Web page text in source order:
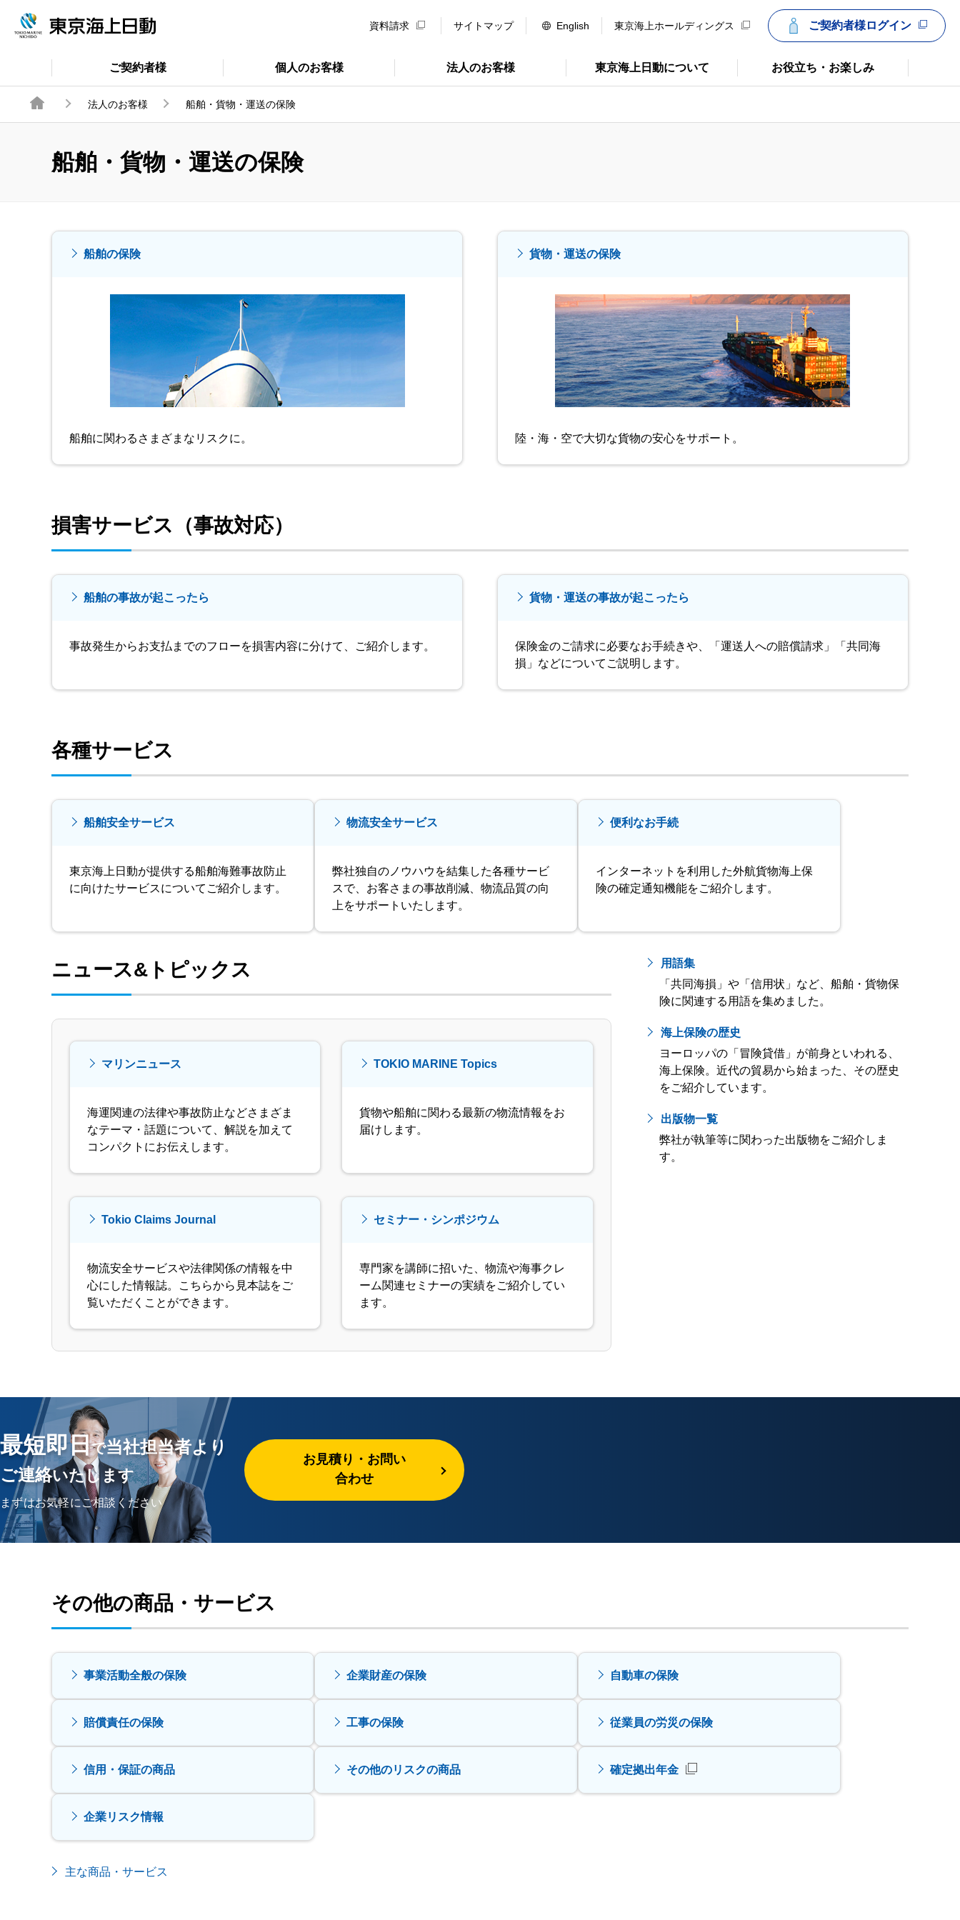
資料請求 サイトマップ English 東京海上ホールディングス ご契約者様ログイン
ご契約者様 個人のお客様 法人のお客様 東京海上日動について お役立ち・お楽しみ
法人のお客様 船舶・貨物・運送の保険
船舶・貨物・運送の保険
船舶の保険
船舶に関わるさまざまなリスクに。
貨物・運送の保険
陸・海・空で大切な貨物の安心をサポート。
損害サービス（事故対応）
船舶の事故が起こったら
事故発生からお支払までのフローを損害内容に分けて、ご紹介します。
貨物・運送の事故が起こったら
保険金のご請求に必要なお手続きや、「運送人への賠償請求」「共同海
損」などについてご説明します。
各種サービス
船舶安全サービス
東京海上日動が提供する船舶海難事故防止
に向けたサービスについてご紹介します。
物流安全サービス
弊社独自のノウハウを結集した各種サービ
スで、お客さまの事故削減、物流品質の向
上をサポートいたします。
便利なお手続
インターネットを利用した外航貨物海上保
険の確定通知機能をご紹介します。
ニュース&トピックス
マリンニュース
海運関連の法律や事故防止などさまざま
なテーマ・話題について、解説を加えて
コンパクトにお伝えします。
TOKIO MARINE Topics
貨物や船舶に関わる最新の物流情報をお
届けします。
Tokio Claims Journal
物流安全サービスや法律関係の情報を中
心にした情報誌。こちらから見本誌をご
覧いただくことができます。
セミナー・シンポジウム
専門家を講師に招いた、物流や海事クレ
ーム関連セミナーの実績をご紹介してい
ます。
用語集
「共同海損」や「信用状」など、船舶・貨物保
険に関連する用語を集めました。
海上保険の歴史
ヨーロッパの「冒険貸借」が前身といわれる、
海上保険。近代の貿易から始まった、その歴史
をご紹介しています。
出版物一覧
弊社が執筆等に関わった出版物をご紹介しま
す。
最短即日で当社担当者より
ご連絡いたします
まずはお気軽にご相談ください
お見積り・お問い
合わせ
その他の商品・サービス
事業活動全般の保険 企業財産の保険 自動車の保険
賠償責任の保険 工事の保険 従業員の労災の保険
信用・保証の商品 その他のリスクの商品 確定拠出年金
企業リスク情報
主な商品・サービス